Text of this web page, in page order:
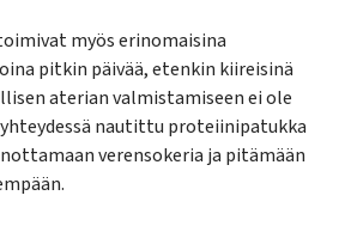
myös erinomaisina
pitkin päivää, etenkin kiireisinä
aterian valmistamiseen ei ole
nautittu proteiinipatukka
verensokeria ja pitämään